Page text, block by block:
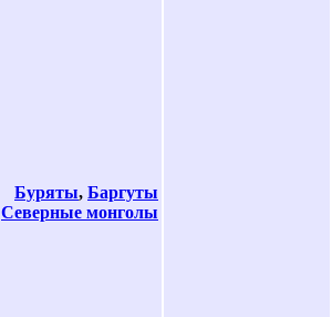
Буряты, Баргуты
Северные монголы